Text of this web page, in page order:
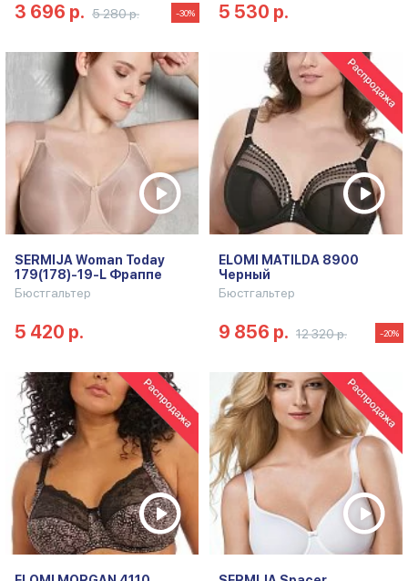
3 696 р. 5 280 р. -30% 5 530 р.
SERMIJA Woman Today
179(178)-19-L Фраппе
Бюстгальтер
5 420 р.
ELOMI MATILDA 8900
Черный
Бюстгальтер
9 856 р. 12 320 р. -20%